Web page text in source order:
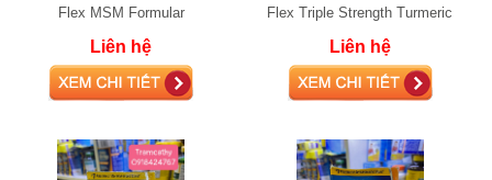
Flex MSM Formular
Liên hệ
Flex Triple Strength Turmeric
Liên hệ